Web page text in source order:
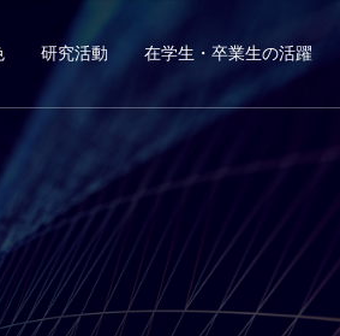
研究活動 在学生・卒業生の活躍